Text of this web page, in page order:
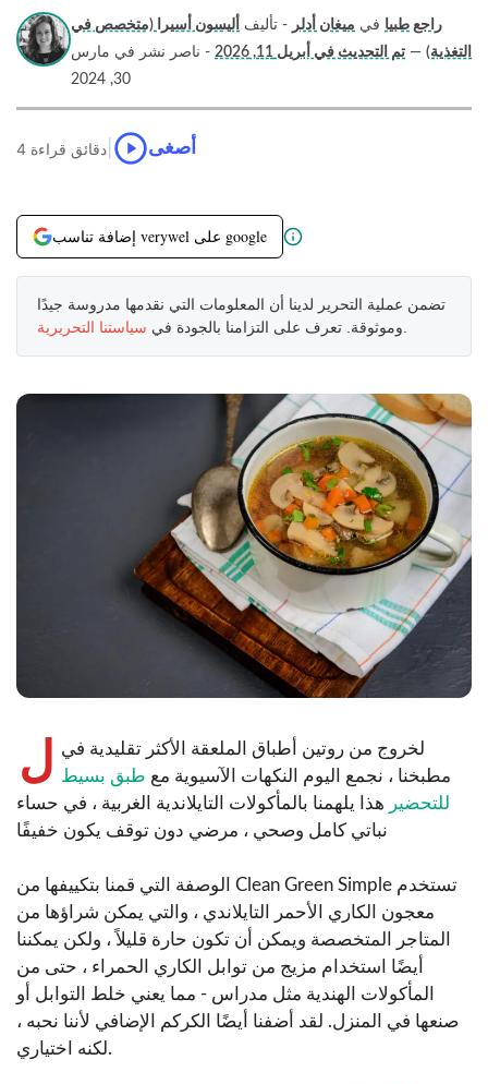
راجع طبيا في ميغان أدلر - تأليف
أليسون أسيرا (متخصص في
التغذية) — تم التحديث في أبريل 11, 2026
- ناصر نشر في مارس
30, 2024
4 دقائق قراءة أصغى
إضافة تناسب verywel على google
تضمن عملية التحرير لدينا أن المعلومات التي نقدمها مدروسة جيدًا
وموثوقة. تعرف على التزامنا بالجودة في سياستنا التحريرية
ل لخروج من روتين أطباق الملعقة الأكثر تقليدية في
مطبخنا ، نجمع اليوم النكهات الآسيوية مع طبق بسيط
للتحضير هذا يلهمنا بالمأكولات التايلاندية الغربية ، في حساء
نباتي كامل وصحي ، مرضي دون توقف يكون خفيفًا
الوصفة التي قمنا بتكييفها من Clean Green Simple تستخدم
معجون الكاري الأحمر التايلاندي ، والتي يمكن شراؤها من
المتاجر المتخصصة ويمكن أن تكون حارة قليلاً ، ولكن يمكننا
أيضًا استخدام مزيج من توابل الكاري الحمراء ، حتى من
المأكولات الهندية مثل مدراس - مما يعني خلط التوابل أو
صنعها في المنزل. لقد أضفنا أيضًا الكركم الإضافي لأننا نحبه ،
لكنه اختياري.